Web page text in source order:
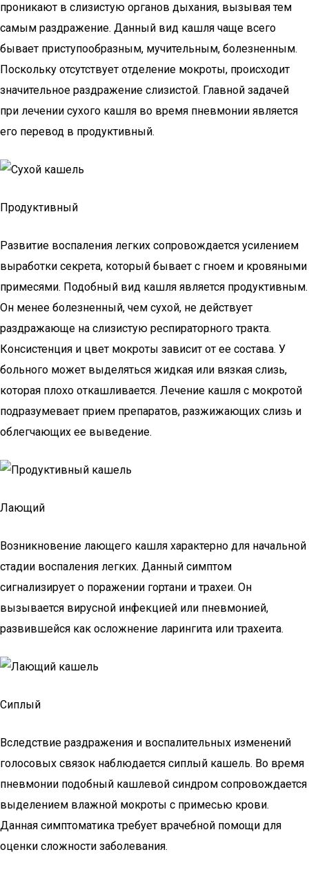
проникают в слизистую органов дыхания, вызывая тем
самым раздражение. Данный вид кашля чаще всего
бывает приступообразным, мучительным, болезненным.
Поскольку отсутствует отделение мокроты, происходит
значительное раздражение слизистой. Главной задачей
при лечении сухого кашля во время пневмонии является
его перевод в продуктивный.
Продуктивный
Развитие воспаления легких сопровождается усилением
выработки секрета, который бывает с гноем и кровяными
примесями. Подобный вид кашля является продуктивным.
Он менее болезненный, чем сухой, не действует
раздражающе на слизистую респираторного тракта.
Консистенция и цвет мокроты зависит от ее состава. У
больного может выделяться жидкая или вязкая слизь,
которая плохо откашливается. Лечение кашля с мокротой
подразумевает прием препаратов, разжижающих слизь и
облегчающих ее выведение.
Лающий
Возникновение лающего кашля характерно для начальной
стадии воспаления легких. Данный симптом
сигнализирует о поражении гортани и трахеи. Он
вызывается вирусной инфекцией или пневмонией,
развившейся как осложнение ларингита или трахеита.
Сиплый
Вследствие раздражения и воспалительных изменений
голосовых связок наблюдается сиплый кашель. Во время
пневмонии подобный кашлевой синдром сопровождается
выделением влажной мокроты с примесью крови.
Данная симптоматика требует врачебной помощи для
оценки сложности заболевания.